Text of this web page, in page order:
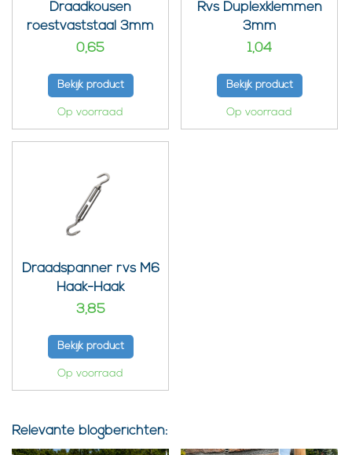
Draadkousen
roestvaststaal 3mm
0,65
Bekijk product
Op voorraad
Rvs Duplexklemmen
3mm
1,04
Bekijk product
Op voorraad
Draadspanner rvs M6
Haak-Haak
3,85
Bekijk product
Op voorraad
Relevante blogberichten: